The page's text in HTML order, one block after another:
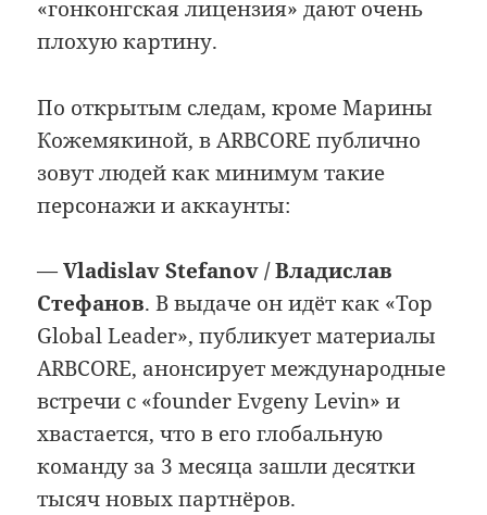
«гонконгская лицензия» дают очень
плохую картину.
По открытым следам, кроме Марины
Кожемякиной, в ARBCORE публично
зовут людей как минимум такие
персонажи и аккаунты:
—Vladislav Stefanov / Владислав
Стефанов. В выдаче он идёт как «Top
Global Leader», публикует материалы
ARBCORE, анонсирует международные
встречи с «founder Evgeny Levin» и
хвастается, что в его глобальную
команду за 3 месяца зашли десятки
тысяч новых партнёров.